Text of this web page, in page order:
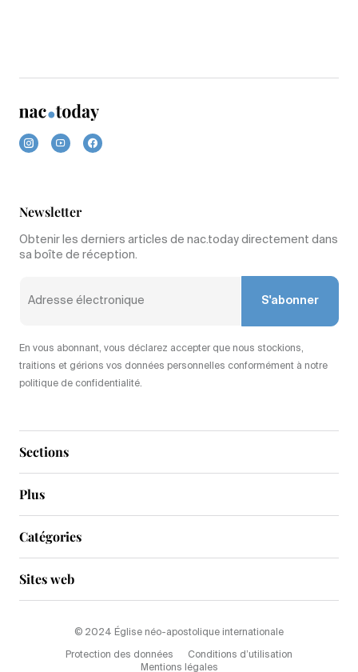
Sections
Plus
Newsletter
Obtenir les derniers articles de nac.today directement dans
sa boîte de réception.
S'abonner
En vous abonnant, vous déclarez accepter que nous stockions,
traitions et gérions vos données personnelles conformément à notre
politique de confidentialité.
Catégories
Sites web
© 2024 Église néo-apostolique internationale
Protection des données
Conditions d’utilisation
Mentions légales